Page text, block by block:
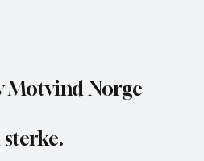
Motvind Norge